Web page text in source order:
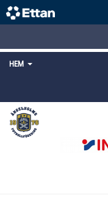
HEM
STARTSIDA
NYHETER